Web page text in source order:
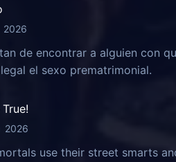
2026
de encontrar a alguien con
el sexo prematrimonial.
2026
use their street smarts